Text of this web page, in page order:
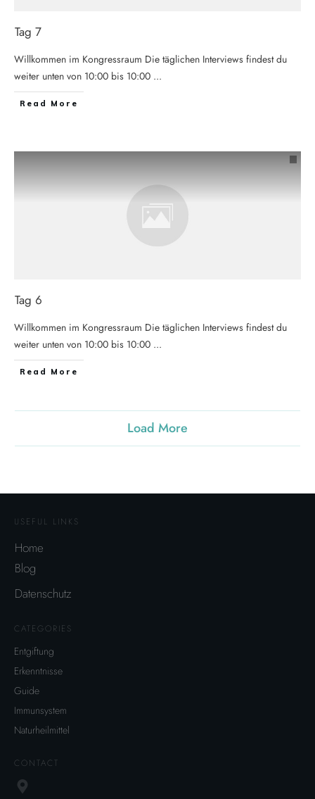
Tag 7
Willkommen im Kongressraum Die täglichen Interviews findest du
weiter unten von 10:00 bis 10:00 ...
Read More
Tag 6
Willkommen im Kongressraum Die täglichen Interviews findest du
weiter unten von 10:00 bis 10:00 ...
Read More
Load More
USEFUL LINKS
Home
Blog
Datenschutz
CATEGORIES
Entgiftung
Erkenntnisse
Guide
Immunsystem
Naturheilmittel
CONTACT